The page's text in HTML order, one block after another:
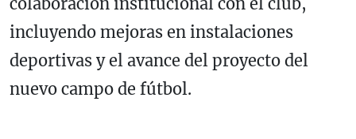
incluyendo mejoras en instalaciones
deportivas y el avance del proyecto del
nuevo campo de fútbol.